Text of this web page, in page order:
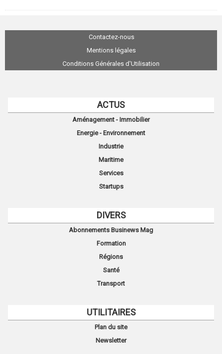
Contactez-nous
Mentions légales
Conditions Générales d'Utilisation
ACTUS
Aménagement - Immobilier
Energie - Environnement
Industrie
Maritime
Services
Startups
DIVERS
Abonnements Businews Mag
Formation
Régions
Santé
Transport
UTILITAIRES
Plan du site
Newsletter